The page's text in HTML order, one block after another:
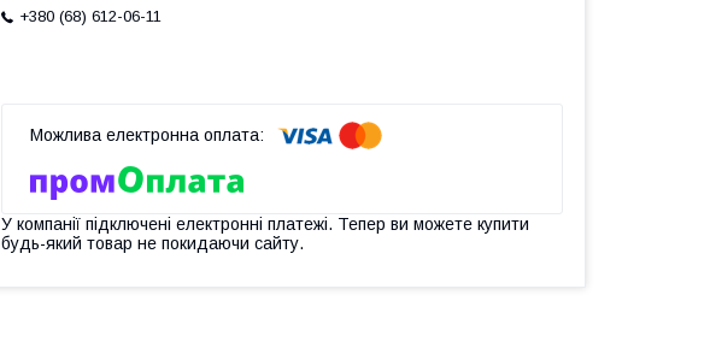
+380 (68) 612-06-11
У компанії підключені електронні платежі. Тепер ви можете купити
будь-який товар не покидаючи сайту.